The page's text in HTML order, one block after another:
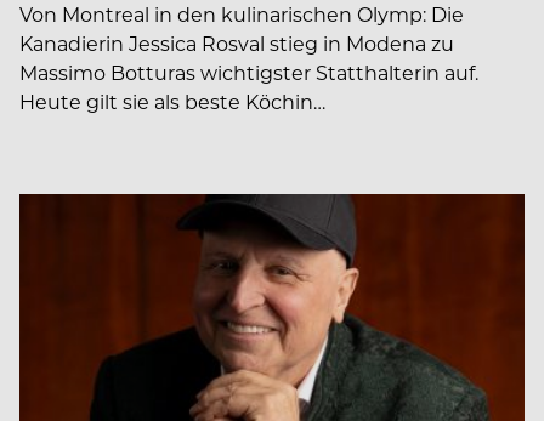
Von Montreal in den kulinarischen Olymp: Die
Kanadierin Jessica Rosval stieg in Modena zu
Massimo Botturas wichtigster Statthalterin auf.
Heute gilt sie als beste Köchin…